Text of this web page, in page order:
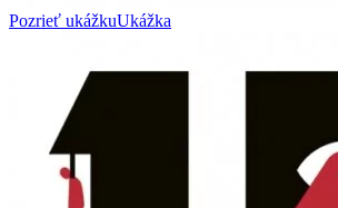
Pozrieť ukážkuUkážka